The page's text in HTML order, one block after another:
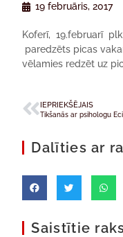
19 februāris, 2017
Koferī, 19.februarī
paredzēts picas
vēlamies redzēt uz
IEPRIEKŠĒJAIS
Dalīties ar
Saistītie